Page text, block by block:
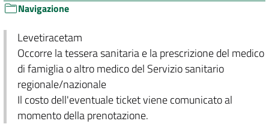
Navigazione
Levetiracetam
Occorre la tessera sanitaria e la prescrizione del medico
di famiglia o altro medico del Servizio sanitario
regionale/nazionale
Il costo dell'eventuale ticket viene comunicato al
momento della prenotazione.